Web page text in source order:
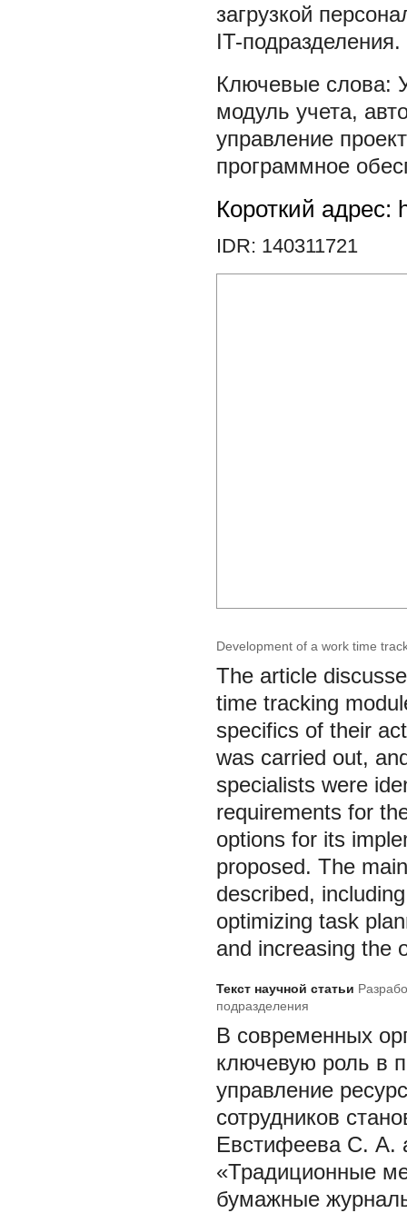
загрузкой
IT-подразделения.
модуль учета,
управление
программное
Короткий адрес:
IDR: 140311721
Development of a work time
The article
time tracking
specifics of their
was carried out,
specialists were
requirements for
options for its
proposed. The
described,
optimizing task
and increasing the
Текст научной статьи
подразделения
В современных
ключевую роль в
управление
сотрудников
Евстифеева С. А.
«Традиционные
бумажные